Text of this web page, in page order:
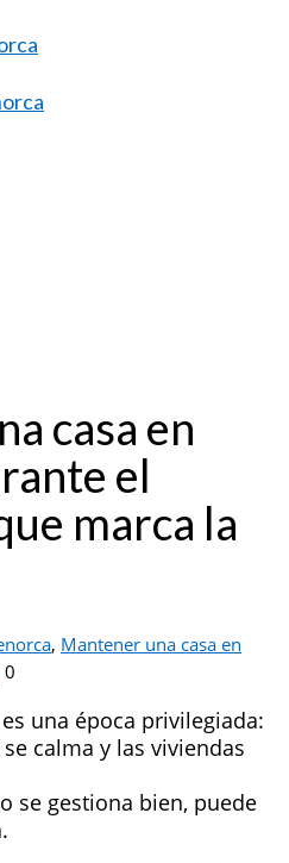
casa en
el
marca la
, Mantener una casa en
0
una época privilegiada:
calma y las viviendas
se gestiona bien, puede